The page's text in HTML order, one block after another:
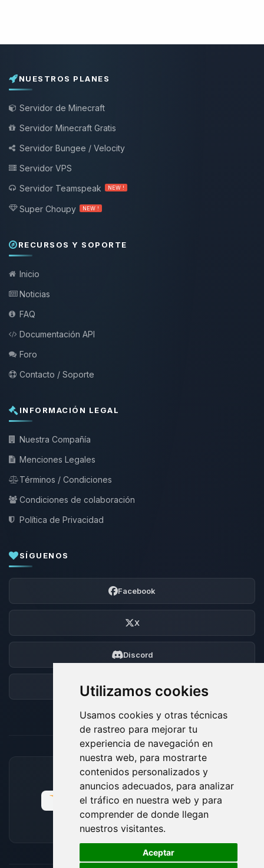
Utilizamos cookies
Usamos cookies y otras técnicas
de rastreo para mejorar tu
experiencia de navegación en
nuestra web, para mostrarte
contenidos personalizados y
anuncios adecuados, para analizar
el tráfico en nuestra web y para
comprender de donde llegan
nuestros visitantes.
Aceptar
NUESTROS PLANES
Servidor de Minecraft
Servidor Minecraft Gratis
Servidor Bungee / Velocity
Servidor VPS
Servidor Teamspeak
NEW !
Super Choupy NEW !
RECURSOS Y SOPORTE
Inicio
Noticias
FAQ
Documentación API
Foro
Contacto / Soporte
INFORMACIÓN LEGAL
Nuestra Compañía
Menciones Legales
Términos / Condiciones
Condiciones de colaboración
Política de Privacidad
SÍGUENOS
Facebook
X
Discord
Foro
MÉTODOS DE PAGO ACEPTADOS
🍪